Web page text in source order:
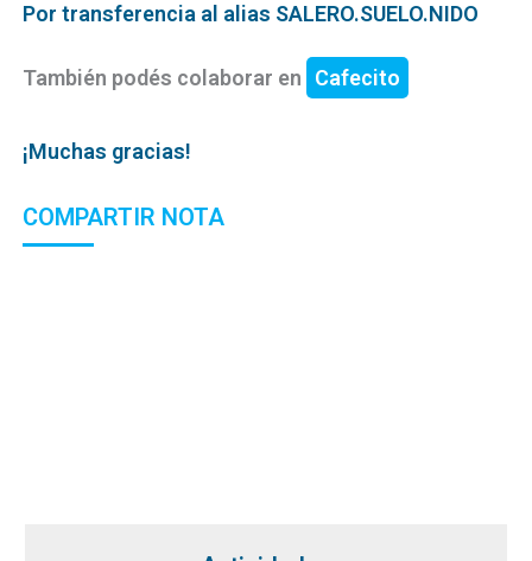
Por transferencia al alias SALERO.SUELO.NIDO
También podés colaborar en Cafecito
¡Muchas gracias!
COMPARTIR NOTA